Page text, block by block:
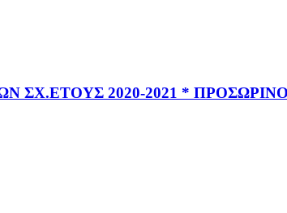
ΣΧ.ΕΤΟΥΣ 2020-2021 *